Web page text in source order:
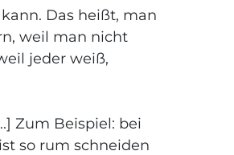
Das heißt, man
weil man nicht
jeder weiß,
Zum Beispiel: bei
so rum schneiden